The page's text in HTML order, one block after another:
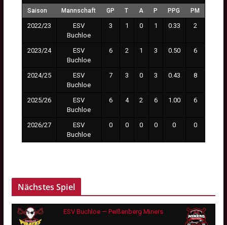
Saison Mannschaft GP T A P PPG PM
2022/23
ESV
Buchloe
3 1 0 1 0.33 2
2023/24
ESV
Buchloe
6 2 1 3 0.50 6
2024/25
ESV
Buchloe
7 3 0 3 0.43 8
2025/26
ESV
Buchloe
6 4 2 6 1.00 6
2026/27
ESV
Buchloe
0 0 0 0 0 0
Nächstes Spiel
ESV Buchloe — Peißenberg Miners